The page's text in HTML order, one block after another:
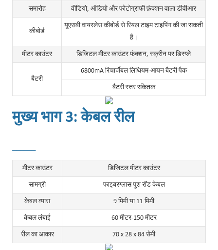
समारोह वीडियो, ऑडियो और फोटोग्राफी फ़ंक्शन वाला डीवीआर
कीबोर्ड
यूएसबी वायरलेस कीबोर्ड से रियल टाइम टाइपिंग की जा सकती
है।
मीटर काउंटर डिजिटल मीटर काउंटर फंक्शन, स्क्रीन पर डिस्प्ले
बैटरी
6800mA रिचार्जेबल लिथियम-आयन बैटरी पैक
बैटरी स्तर संकेतक
मुख्य भाग 3: केबल रील
मीटर काउंटर डिजिटल मीटर काउंटर
सामग्री फाइबरग्लास पुश रॉड केबल
केबल व्यास 9 मिमी या 11 मिमी
केबल लंबाई 60 मीटर-150 मीटर
रील का आकार 70 x 28 x 84 सेमी